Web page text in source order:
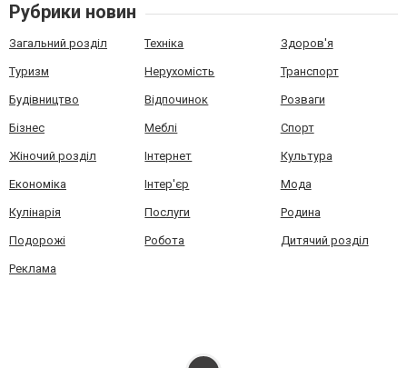
Рубрики новин
Загальний розділ Техніка Здоров'я
Туризм Нерухомість Транспорт
Будівництво Відпочинок Розваги
Бізнес Меблі Спорт
Жіночий розділ Інтернет Культура
Економіка Інтер'єр Мода
Кулінарія Послуги Родина
Подорожі Робота Дитячий розділ
Реклама